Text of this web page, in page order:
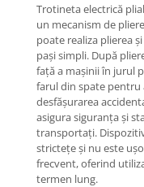
Trotineta electrică
un mecanism de
poate realiza plierea
pași simpli. După
față a mașinii în jurul
farul din spate pentru
desfășurarea
asigura siguranța și
transportați.
strictețe și nu este
frecvent, oferind
termen lung.